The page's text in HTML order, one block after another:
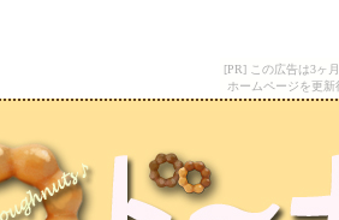
[PR] この広告は3ヶ
ホームページを更